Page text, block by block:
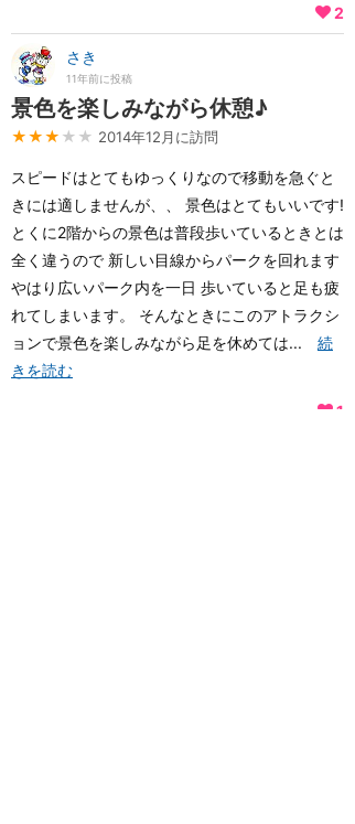
2
さき
11年前に投稿
景色を楽しみながら休憩♪
★★★ ★★ 2014年12月に訪問
スピードはとてもゆっくりなので移動を急ぐと
きには適しませんが、、 景色はとてもいいです!
とくに2階からの景色は普段歩いているときとは
全く違うので 新しい目線からパークを回れます
やはり広いパーク内を一日 歩いていると足も疲
れてしまいます。 そんなときにこのアトラクシ
ョンで景色を楽しみながら足を休めては... 続
きを読む
1